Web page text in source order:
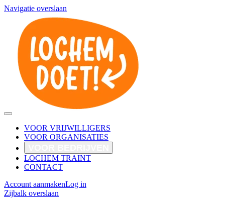
Navigatie overslaan
VOOR VRIJWILLIGERS
VOOR ORGANISATIES
LOCHEM TRAINT
CONTACT
Account aanmakenLog in
Zijbalk overslaan